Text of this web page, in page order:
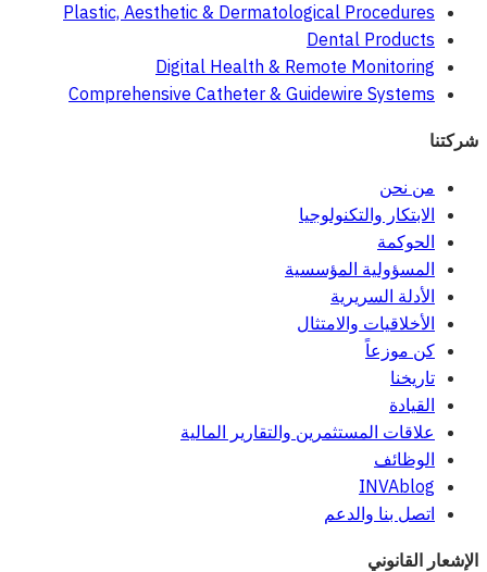
Plastic, Aesthetic & Dermatological Procedures
Dental Products
Digital Health & Remote Monitoring
Comprehensive Catheter & Guidewire Systems
شركتنا
من نحن
الابتكار والتكنولوجيا
الحوكمة
المسؤولية المؤسسية
الأدلة السريرية
الأخلاقيات والامتثال
كن موزعاً
تاريخنا
القيادة
علاقات المستثمرين والتقارير المالية
الوظائف
INVAblog
اتصل بنا والدعم
الإشعار القانوني